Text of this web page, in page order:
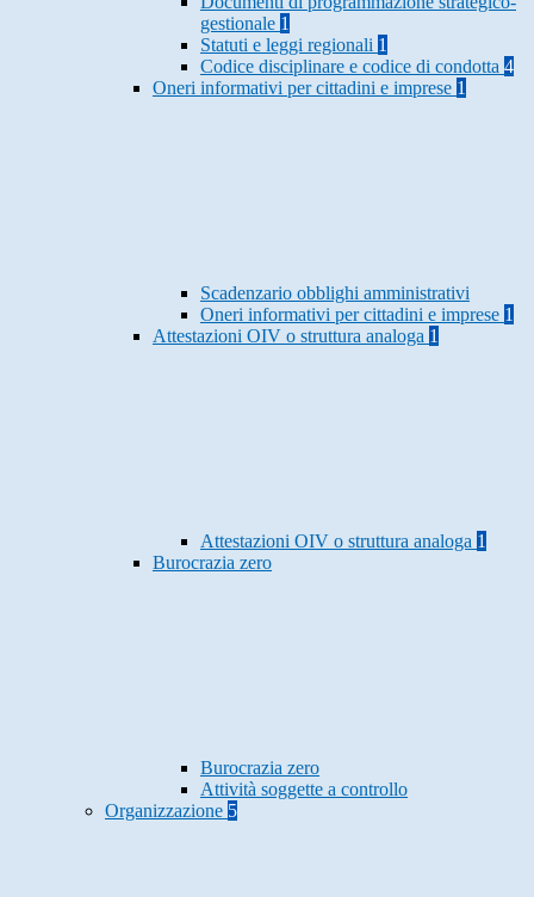
gestionale 1
Statuti e leggi regionali 1
Codice disciplinare e codice di condotta 4
Oneri informativi per cittadini e imprese 1
Scadenzario obblighi amministrativi
Oneri informativi per cittadini e imprese 1
Attestazioni OIV o struttura analoga 1
Attestazioni OIV o struttura analoga 1
Burocrazia zero
Burocrazia zero
Attività soggette a controllo
Organizzazione 5